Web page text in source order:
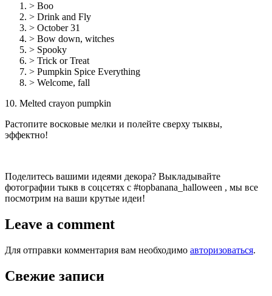
> Boo
> Drink and Fly
> October 31
> Bow down, witches
> Spooky
> Trick or Treat
> Pumpkin Spice Everything
> Welcome, fall
10. Melted crayon pumpkin
Растопите восковые мелки и полейте сверху тыквы,
эффектно!
Поделитесь вашими идеями декора? Выкладывайте
фотографии тыкв в соцсетях с #topbanana_halloween , мы все
посмотрим на ваши крутые идеи!
Leave a comment
Для отправки комментария вам необходимо авторизоваться.
Свежие записи